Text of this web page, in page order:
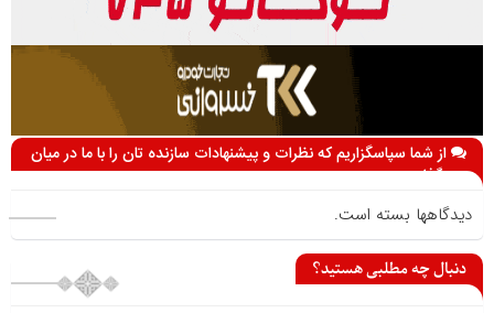
از شما سپاسگزاریم که نظرات و پیشنهادات سازنده تان را با ما در میان
می گذارید
دیدگاهها بسته است.
دنبال چه مطلبی هستید؟